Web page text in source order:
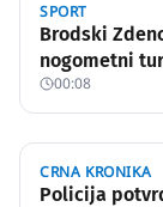
SPORT
Brodski
nogometni
00:08
CRNA KRONIKA
Policija